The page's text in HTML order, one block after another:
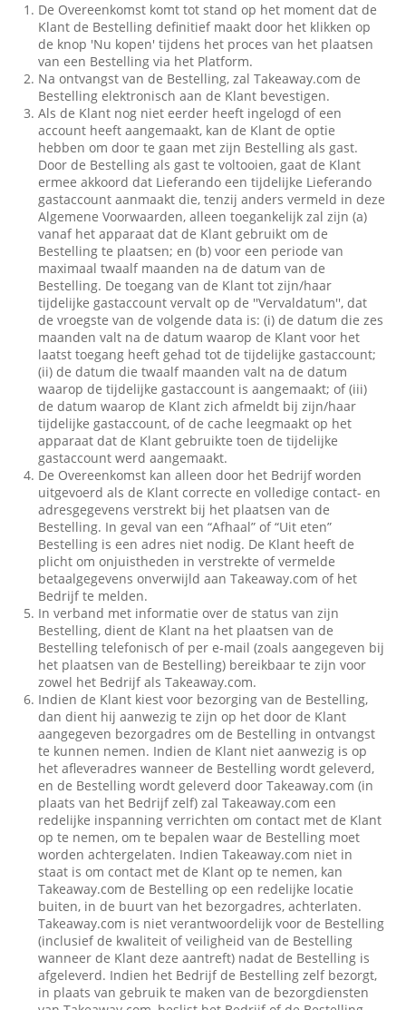
De Overeenkomst komt tot stand op het moment dat de
Klant de Bestelling definitief maakt door het klikken op
de knop 'Nu kopen' tijdens het proces van het plaatsen
van een Bestelling via het Platform.
Na ontvangst van de Bestelling, zal Takeaway.com de
Bestelling elektronisch aan de Klant bevestigen.
Als de Klant nog niet eerder heeft ingelogd of een
account heeft aangemaakt, kan de Klant de optie
hebben om door te gaan met zijn Bestelling als gast.
Door de Bestelling als gast te voltooien, gaat de Klant
ermee akkoord dat Lieferando een tijdelijke Lieferando
gastaccount aanmaakt die, tenzij anders vermeld in deze
Algemene Voorwaarden, alleen toegankelijk zal zijn (a)
vanaf het apparaat dat de Klant gebruikt om de
Bestelling te plaatsen; en (b) voor een periode van
maximaal twaalf maanden na de datum van de
Bestelling. De toegang van de Klant tot zijn/haar
tijdelijke gastaccount vervalt op de ''Vervaldatum'', dat
de vroegste van de volgende data is: (i) de datum die zes
maanden valt na de datum waarop de Klant voor het
laatst toegang heeft gehad tot de tijdelijke gastaccount;
(ii) de datum die twaalf maanden valt na de datum
waarop de tijdelijke gastaccount is aangemaakt; of (iii)
de datum waarop de Klant zich afmeldt bij zijn/haar
tijdelijke gastaccount, of de cache leegmaakt op het
apparaat dat de Klant gebruikte toen de tijdelijke
gastaccount werd aangemaakt.
De Overeenkomst kan alleen door het Bedrijf worden
uitgevoerd als de Klant correcte en volledige contact- en
adresgegevens verstrekt bij het plaatsen van de
Bestelling. In geval van een “Afhaal” of “Uit eten”
Bestelling is een adres niet nodig. De Klant heeft de
plicht om onjuistheden in verstrekte of vermelde
betaalgegevens onverwijld aan Takeaway.com of het
Bedrijf te melden.
In verband met informatie over de status van zijn
Bestelling, dient de Klant na het plaatsen van de
Bestelling telefonisch of per e-mail (zoals aangegeven bij
het plaatsen van de Bestelling) bereikbaar te zijn voor
zowel het Bedrijf als Takeaway.com.
Indien de Klant kiest voor bezorging van de Bestelling,
dan dient hij aanwezig te zijn op het door de Klant
aangegeven bezorgadres om de Bestelling in ontvangst
te kunnen nemen. Indien de Klant niet aanwezig is op
het afleveradres wanneer de Bestelling wordt geleverd,
en de Bestelling wordt geleverd door Takeaway.com (in
plaats van het Bedrijf zelf) zal Takeaway.com een
redelijke inspanning verrichten om contact met de Klant
op te nemen, om te bepalen waar de Bestelling moet
worden achtergelaten. Indien Takeaway.com niet in
staat is om contact met de Klant op te nemen, kan
Takeaway.com de Bestelling op een redelijke locatie
buiten, in de buurt van het bezorgadres, achterlaten.
Takeaway.com is niet verantwoordelijk voor de Bestelling
(inclusief de kwaliteit of veiligheid van de Bestelling
wanneer de Klant deze aantreft) nadat de Bestelling is
afgeleverd. Indien het Bedrijf de Bestelling zelf bezorgt,
in plaats van gebruik te maken van de bezorgdiensten